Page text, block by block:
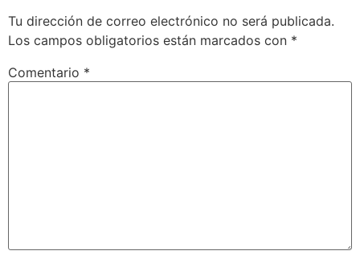
Tu dirección de correo electrónico no será publicada.
Los campos obligatorios están marcados con *
Comentario *